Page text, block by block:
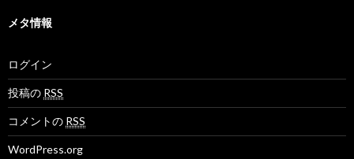
メタ情報
ログイン
投稿の RSS
コメントの RSS
WordPress.org